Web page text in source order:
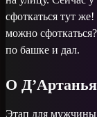
сфоткаться тут
можно
по башке и дал.
О
Этап для мужчины